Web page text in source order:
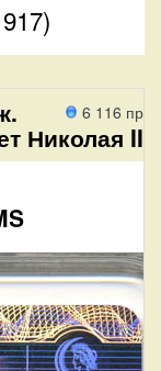
6 116
Николая II“.